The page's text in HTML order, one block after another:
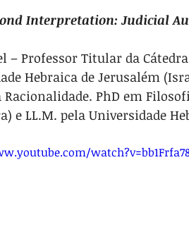
Interpretation: Judicial
– Professor Titular da
Hebraica de Jerusalém
Racionalidade. PhD em
e LL.M. pela Universidade